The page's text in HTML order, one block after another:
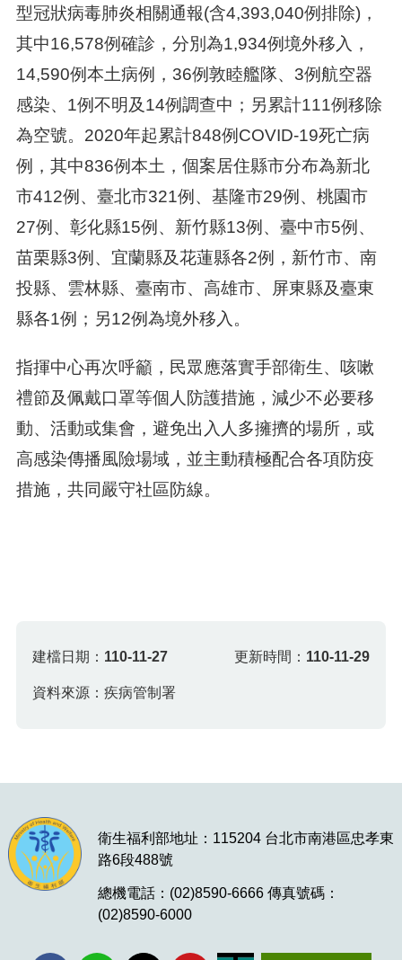
型冠狀病毒肺炎相關通報(含4,393,040例排除)，
其中16,578例確診，分別為1,934例境外移入，
14,590例本土病例，36例敦睦艦隊、3例航空器
感染、1例不明及14例調查中；另累計111例移除
為空號。2020年起累計848例COVID-19死亡病
例，其中836例本土，個案居住縣市分布為新北
市412例、臺北市321例、基隆市29例、桃園市
27例、彰化縣15例、新竹縣13例、臺中市5例、
苗栗縣3例、宜蘭縣及花蓮縣各2例，新竹市、南
投縣、雲林縣、臺南市、高雄市、屏東縣及臺東
縣各1例；另12例為境外移入。
指揮中心再次呼籲，民眾應落實手部衛生、咳嗽
禮節及佩戴口罩等個人防護措施，減少不必要移
動、活動或集會，避免出入人多擁擠的場所，或
高感染傳播風險場域，並主動積極配合各項防疫
措施，共同嚴守社區防線。
建檔日期： 110-11-27 更新時間： 110-11-29
資料來源：疾病管制署
衛生福利部地址：115204 台北市南港區忠孝東
路6段488號
總機電話：(02)8590-6666 傳真號碼：
(02)8590-6000